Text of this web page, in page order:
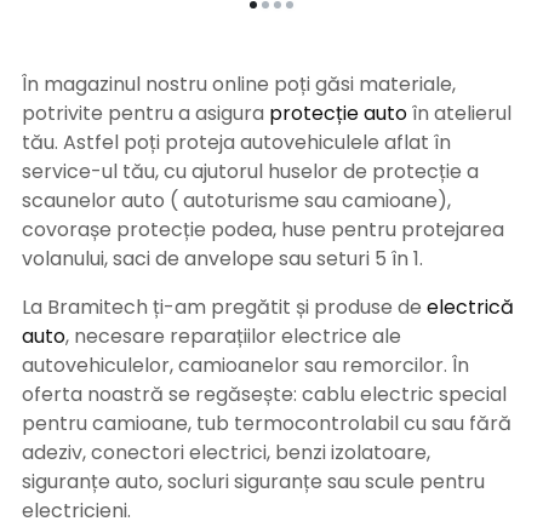
În magazinul nostru online poți găsi materiale,
potrivite pentru a asigura protecție autoîn atelierul
tău. Astfel poți proteja autovehiculele aflat în
service-ul tău, cu ajutorul huselor de protecție a
scaunelor auto ( autoturisme sau camioane),
covorașe protecție podea, huse pentru protejarea
volanului, saci de anvelope sau seturi 5 în 1.
La Bramitech ți-am pregătit și produse de electrică
auto, necesare reparațiilor electrice ale
autovehiculelor, camioanelor sau remorcilor. În
oferta noastră se regăsește: cablu electric special
pentru camioane, tub termocontrolabil cu sau fără
adeziv, conectori electrici, benzi izolatoare,
siguranțe auto, socluri siguranțe sau scule pentru
electricieni.